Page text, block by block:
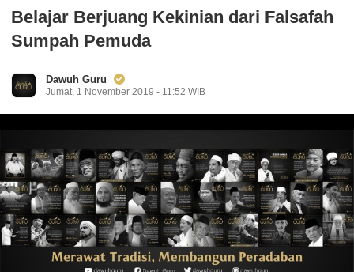
Belajar Berjuang Kekinian dari Falsafah
Sumpah Pemuda
Dawuh Guru
Jumat, 1 November 2019 - 11:52 WIB